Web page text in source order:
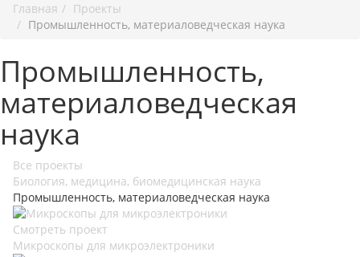
Главная
Проекты
Промышленность, материаловедческая наука
Промышленность,
материаловедческая
наука
Все проекты
Биология, медицина, биомедицинская наука
Промышленность, материаловедческая наука
Смотреть проект
Микроскопы для микроэлектроники